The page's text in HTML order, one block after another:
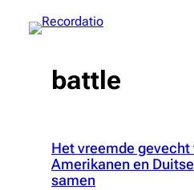
naar
battle
Het vreemde gevecht
Amerikanen en
samen